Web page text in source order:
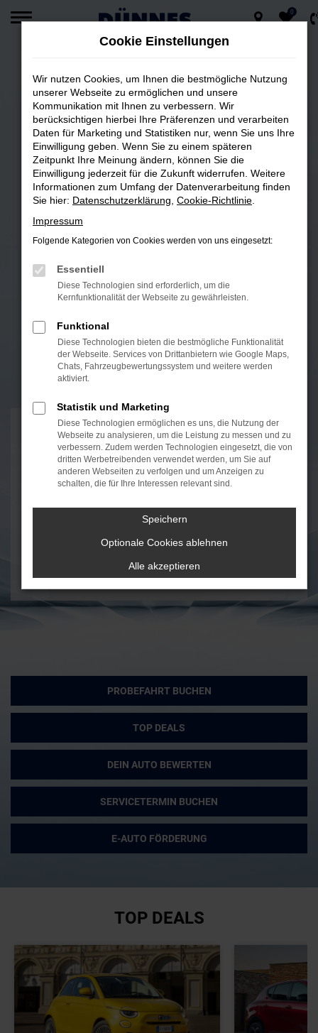
Zum
0
DEINE AUTOWELT IN REGENSBURG
FAHRZEUGMARKT
PROBEFAHRT BUCHEN
TOP DEALS
DEIN AUTO BEWERTEN
SERVICETERMIN BUCHEN
E-AUTO FÖRDERUNG
TOP DEALS
Cookie Einstellungen
Wir nutzen Cookies, um Ihnen die bestmögliche Nutzung
unserer Webseite zu ermöglichen und unsere
Kommunikation mit Ihnen zu verbessern. Wir
berücksichtigen hierbei Ihre Präferenzen und verarbeiten
Daten für Marketing und Statistiken nur, wenn Sie uns Ihre
Einwilligung geben. Wenn Sie zu einem späteren
Zeitpunkt Ihre Meinung ändern, können Sie die
Einwilligung jederzeit für die Zukunft widerrufen. Weitere
Informationen zum Umfang der Datenverarbeitung finden
Sie hier: Datenschutzerklärung Cookie-Richtlinie
Impressum
Folgende Kategorien von Cookies werden von uns eingesetzt:
Essentiell
Diese Technologien sind erforderlich, um die
Kernfunktionalität der Webseite zu gewährleisten.
Funktional
Diese Technologien bieten die bestmögliche Funktionalität
der Webseite. Services von Drittanbietern wie Google Maps,
Chats, Fahrzeugbewertungssystem und weitere werden
aktiviert.
Statistik und Marketing
Diese Technologien ermöglichen es uns, die Nutzung der
Webseite zu analysieren, um die Leistung zu messen und zu
verbessern. Zudem werden Technologien eingesetzt, die von
dritten Werbetreibenden verwendet werden, um Sie auf
anderen Webseiten zu verfolgen und um Anzeigen zu
schalten, die für Ihre Interessen relevant sind.
Speichern
Optionale Cookies ablehnen
Alle akzeptieren